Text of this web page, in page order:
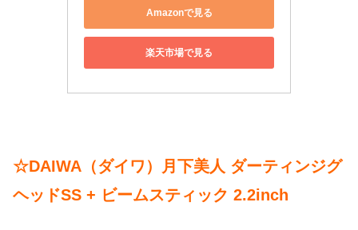
Amazonで見る
楽天市場で見る
☆DAIWA（ダイワ）月下美人 ダーティンジグ
ヘッドSS + ビームスティック 2.2inch